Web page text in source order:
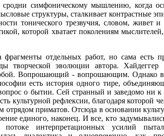
симфоническому мышлению, когда
структуры, сталкивает контрастные
тонического трезвучия, словом, живет
которой хватает поколениям
отдельных работ, но сама есть
творческой эволюции автора.
Вопрошающий - вопрошающим. Однако
есть история одного тире,
о бытии. Сей странный и заведомо ни
культурной рефлексии, благодаря которой
отрядом приматов. Отсюда в основании
единого, наконец. И все, кто
интерпретационных усилий